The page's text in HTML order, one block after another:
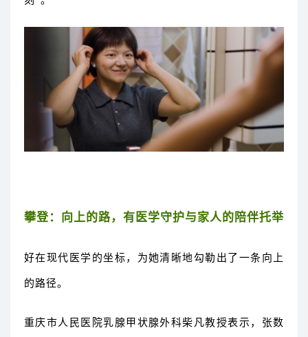
攀登：向上的路，有医学守护与家人的陪伴托举
好在现代医学的坐标，为她清晰地勾勒出了一条向上
的路径。
重庆市人民医院乳腺甲状腺外科柴凡教授表示，张数